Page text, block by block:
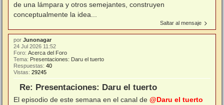
de una lámpara y otros semejantes, construyen
conceptualmente la idea...
Saltar al mensaje
por Junonagar
24 Jul 2026 11:52
Foro: Acerca del Foro
Tema: Presentaciones: Daru el tuerto
Respuestas: 40
Vistas: 29245
Re: Presentaciones: Daru el tuerto
El episodio de este semana en el canal de @Daru el tuerto